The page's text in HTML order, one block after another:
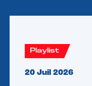
Playlist
20 Juil 2026